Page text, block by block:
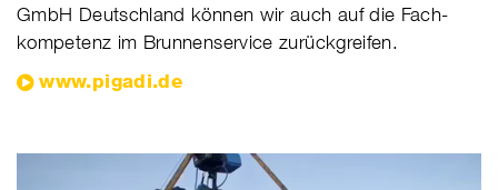
GmbH Deutsch­land kön­nen wir auch auf die Fach­
kom­pe­tenz im Brun­nen­ser­vice zurück­grei­fen.
www.pigadi.de